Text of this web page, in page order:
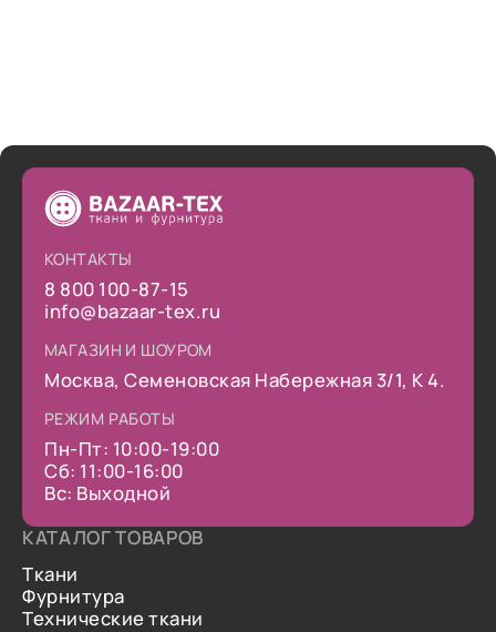
КОНТАКТЫ
8 800 100-87-15
info@bazaar-tex.ru
МАГАЗИН И ШОУРОМ
Москва, Семеновская Набережная 3/1, К 4.
РЕЖИМ РАБОТЫ
Пн-Пт: 10:00-19:00
Сб: 11:00-16:00
Вс: Выходной
КАТАЛОГ ТОВАРОВ
Ткани
Фурнитура
Технические ткани